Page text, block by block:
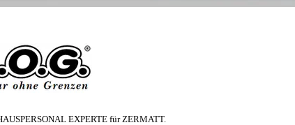
EXPERTE für ZERMATT.